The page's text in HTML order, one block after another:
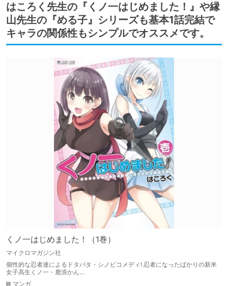
はころく先生の『くノ一はじめました！』や縁
山先生の『める子』シリーズも基本1話完結で
キャラの関係性もシンプルでオススメです。
くノ一はじめました！（1巻）
マイクロマガジン社
個性的な忍者達によるドタバタ・シノビコメディ! 忍者になったばかりの新米
女子高生くノ一・鹿浪かん…
マンガ